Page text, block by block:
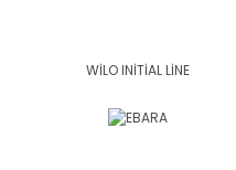
WİLO INİTİAL LİNE